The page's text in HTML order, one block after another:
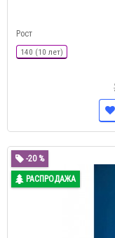
Рост
140 (10 лет)
-20 %
РАСПРОДАЖА